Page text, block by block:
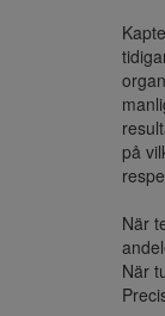
på
När
När